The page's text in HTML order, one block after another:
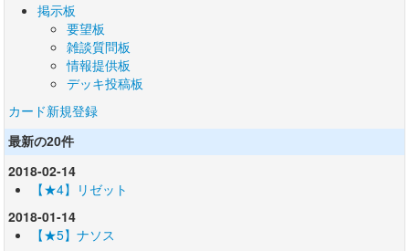
掲示板
要望板
雑談質問板
情報提供板
デッキ投稿板
カード新規登録
最新の20件
2018-02-14
【★4】リゼット
2018-01-14
【★5】ナソス